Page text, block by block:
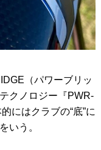
（パワーブリッ
クノロジー『PWR-
にはクラブの“底”に
いう。